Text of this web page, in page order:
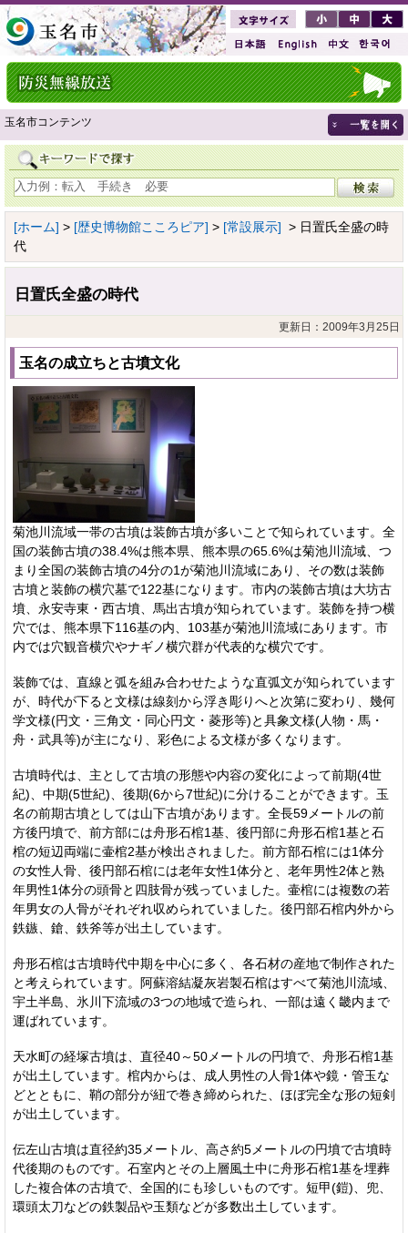
玉名市コンテンツ
[ホーム] > [歴史博物館こころピア] > [常設展示] > 日置氏全盛の時
代
日置氏全盛の時代
更新日：2009年3月25日
玉名の成立ちと古墳文化
菊池川流域一帯の古墳は装飾古墳が多いことで知られています。全
国の装飾古墳の38.4%は熊本県、熊本県の65.6%は菊池川流域、つ
まり全国の装飾古墳の4分の1が菊池川流域にあり、その数は装飾
古墳と装飾の横穴墓で122基になります。市内の装飾古墳は大坊古
墳、永安寺東・西古墳、馬出古墳が知られています。装飾を持つ横
穴では、熊本県下116基の内、103基が菊池川流域にあります。市
内では穴観音横穴やナギノ横穴群が代表的な横穴です。
装飾では、直線と弧を組み合わせたような直弧文が知られています
が、時代が下ると文様は線刻から浮き彫りへと次第に変わり、幾何
学文様(円文・三角文・同心円文・菱形等)と具象文様(人物・馬・
舟・武具等)が主になり、彩色による文様が多くなります。
古墳時代は、主として古墳の形態や内容の変化によって前期(4世
紀)、中期(5世紀)、後期(6から7世紀)に分けることができます。玉
名の前期古墳としては山下古墳があります。全長59メートルの前
方後円墳で、前方部には舟形石棺1基、後円部に舟形石棺1基と石
棺の短辺両端に壷棺2基が検出されました。前方部石棺には1体分
の女性人骨、後円部石棺には老年女性1体分と、老年男性2体と熟
年男性1体分の頭骨と四肢骨が残っていました。壷棺には複数の若
年男女の人骨がそれぞれ収められていました。後円部石棺内外から
鉄鏃、鎗、鉄斧等が出土しています。
舟形石棺は古墳時代中期を中心に多く、各石材の産地で制作された
と考えられています。阿蘇溶結凝灰岩製石棺はすべて菊池川流域、
宇土半島、氷川下流域の3つの地域で造られ、一部は遠く畿内まで
運ばれています。
天水町の経塚古墳は、直径40～50メートルの円墳で、舟形石棺1基
が出土しています。棺内からは、成人男性の人骨1体や鏡・管玉な
どとともに、鞘の部分が紐で巻き締められた、ほぼ完全な形の短剣
が出土しています。
伝左山古墳は直径約35メートル、高さ約5メートルの円墳で古墳時
代後期のものです。石室内とその上層風土中に舟形石棺1基を埋葬
した複合体の古墳で、全国的にも珍しいものです。短甲(鎧)、兜、
環頭太刀などの鉄製品や玉類などが多数出土しています。